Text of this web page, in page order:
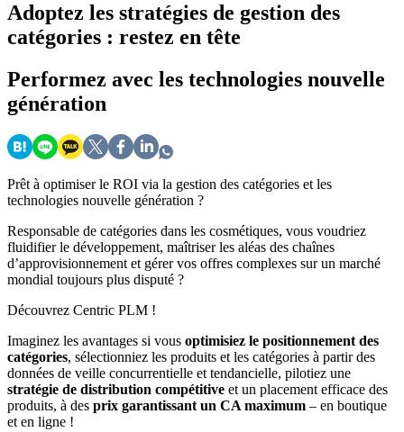
Adoptez les stratégies de gestion des
catégories : restez en tête
Performez avec les technologies nouvelle
génération
Prêt à optimiser le ROI via la gestion des catégories et les
technologies nouvelle génération ?
Responsable de catégories dans les cosmétiques, vous voudriez
fluidifier le développement, maîtriser les aléas des chaînes
d’approvisionnement et gérer vos offres complexes sur un marché
mondial toujours plus disputé ?
Découvrez Centric PLM !
Imaginez les avantages si vous optimisiez le positionnement des
catégories, sélectionniez les produits et les catégories à partir des
données de veille concurrentielle et tendancielle, pilotiez une
stratégie de distribution compétitive et un placement efficace des
produits, à des prix garantissant un CA maximum – en boutique
et en ligne !